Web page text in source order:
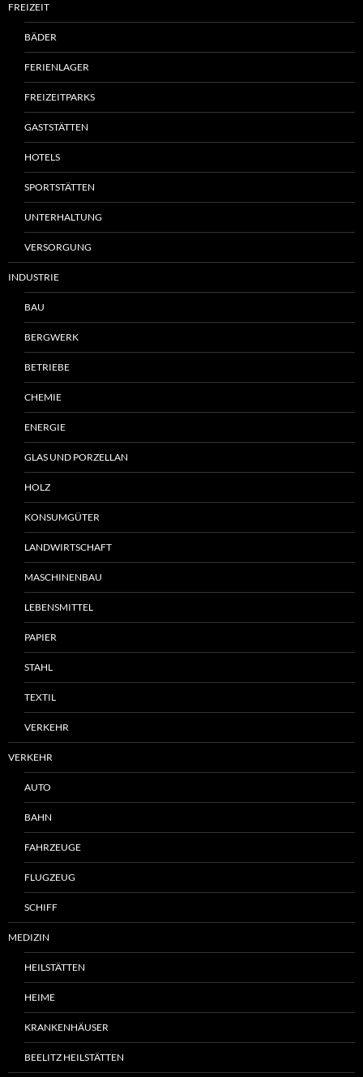
FREIZEIT
BÄDER
FERIENLAGER
FREIZEITPARKS
GASTSTÄTTEN
HOTELS
SPORTSTÄTTEN
UNTERHALTUNG
VERSORGUNG
INDUSTRIE
BAU
BERGWERK
BETRIEBE
CHEMIE
ENERGIE
GLAS UND PORZELLAN
HOLZ
KONSUMGÜTER
LANDWIRTSCHAFT
MASCHINENBAU
LEBENSMITTEL
PAPIER
STAHL
TEXTIL
VERKEHR
VERKEHR
AUTO
BAHN
FAHRZEUGE
FLUGZEUG
SCHIFF
MEDIZIN
HEILSTÄTTEN
HEIME
KRANKENHÄUSER
BEELITZ HEILSTÄTTEN